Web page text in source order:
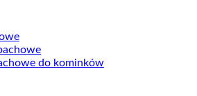
do kominków